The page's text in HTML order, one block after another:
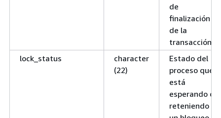
de
finalización
de la
transacción.
lock_status
character
(22)
Estado del
proceso que
está
esperando o
reteniendo